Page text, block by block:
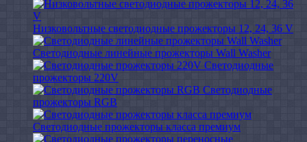
Низковольтные светодиодные прожекторы 12, 24, 36 V
Светодиодные линейные прожекторы Wall Washer
Светодиодные
прожекторы 220V
Светодиодные
прожекторы RGB
Светодиодные прожекторы класса премиум